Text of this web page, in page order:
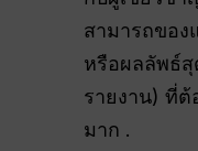
สามารถของ
หรือผลลัพธ์สุ
รายงาน) ที่
มาก .